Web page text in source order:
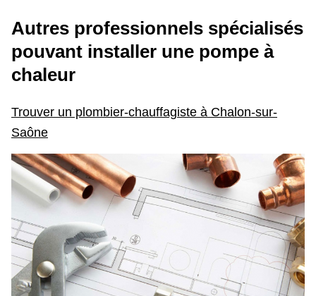
Autres professionnels spécialisés
pouvant installer une pompe à
chaleur
Trouver un plombier-chauffagiste à Chalon-sur-
Saône